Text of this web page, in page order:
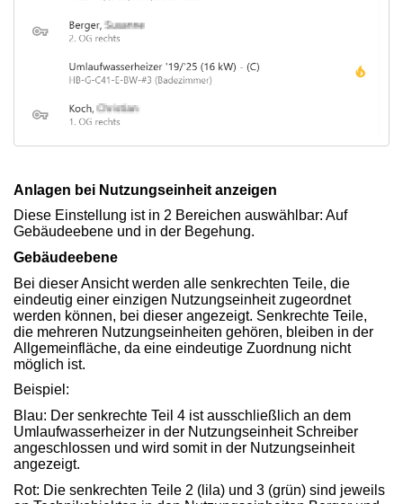
Anlagen bei Nutzungseinheit anzeigen
Diese Einstellung ist in 2 Bereichen auswählbar: Auf
Gebäudeebene und in der Begehung.
Gebäudeebene
Bei dieser Ansicht werden alle senkrechten Teile, die
eindeutig einer einzigen Nutzungseinheit zugeordnet
werden können, bei dieser angezeigt. Senkrechte Teile,
die mehreren Nutzungseinheiten gehören, bleiben in der
Allgemeinfläche, da eine eindeutige Zuordnung nicht
möglich ist.
Beispiel:
Blau: Der senkrechte Teil 4 ist ausschließlich an dem
Umlaufwasserheizer in der Nutzungseinheit Schreiber
angeschlossen und wird somit in der Nutzungseinheit
angezeigt.
Rot: Die senkrechten Teile 2 (lila) und 3 (grün) sind jeweils